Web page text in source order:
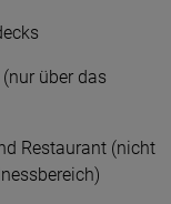
über das
Restaurant (nicht